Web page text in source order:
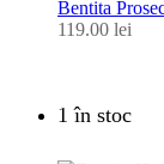
Bentita
119.00 lei
1 în stoc